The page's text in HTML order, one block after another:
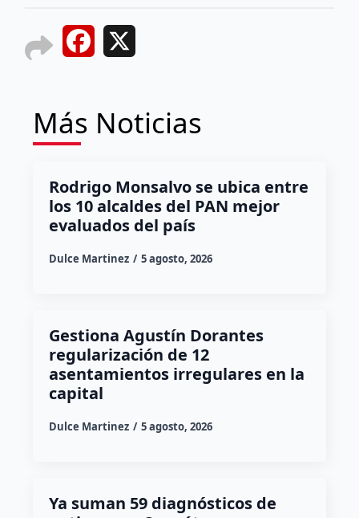
Facebook
Más Noticias
Rodrigo Monsalvo se ubica entre
los 10 alcaldes del PAN mejor
evaluados del país
Dulce Martinez 5 agosto, 2026
Gestiona Agustín Dorantes
regularización de 12
asentamientos irregulares en la
capital
Dulce Martinez 5 agosto, 2026
Ya suman 59 diagnósticos de